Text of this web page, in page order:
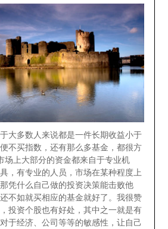
大多数人来说都是一件长期收益小于
不买指数，还有那么多基金，都很方
上大部分的资金都来自于专业机
，有专业的人员，市场在某种程度上
凭什么自己做的投资决策能击败他
不如就买相应的基金就好了。我很赞
投资个股也有好处，其中之一就是有
于经济、公司等等的敏感性，让自己